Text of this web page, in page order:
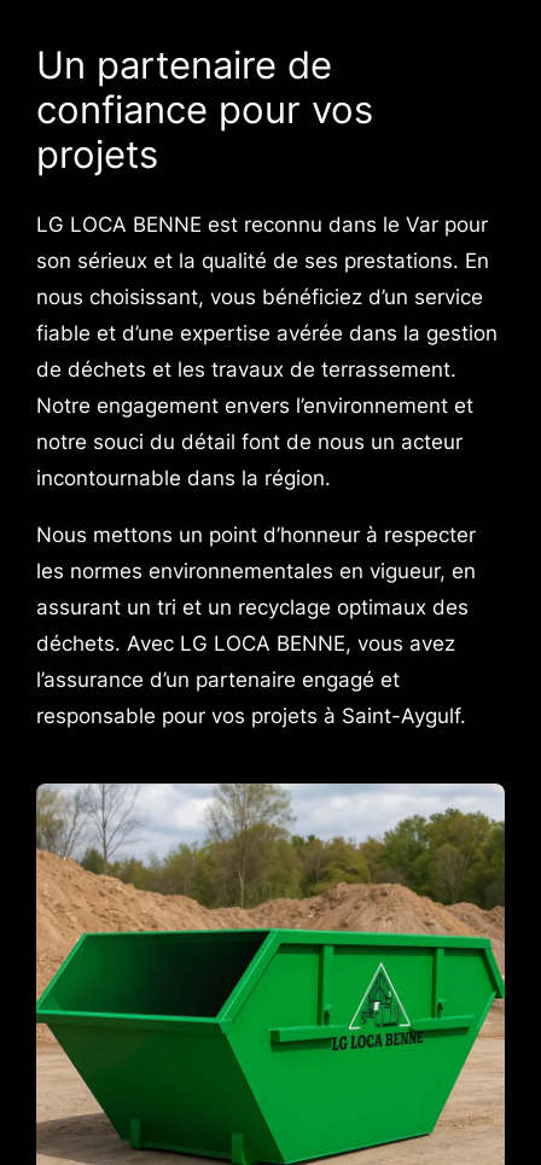
Un partenaire de
confiance pour vos
projets
LG LOCA BENNE est reconnu dans le Var pour
son sérieux et la qualité de ses prestations. En
nous choisissant, vous bénéficiez d’un service
fiable et d’une expertise avérée dans la gestion
de déchets et les travaux de terrassement.
Notre engagement envers l’environnement et
notre souci du détail font de nous un acteur
incontournable dans la région.
Nous mettons un point d’honneur à respecter
les normes environnementales en vigueur, en
assurant un tri et un recyclage optimaux des
déchets. Avec LG LOCA BENNE, vous avez
l’assurance d’un partenaire engagé et
responsable pour vos projets à Saint-Aygulf.